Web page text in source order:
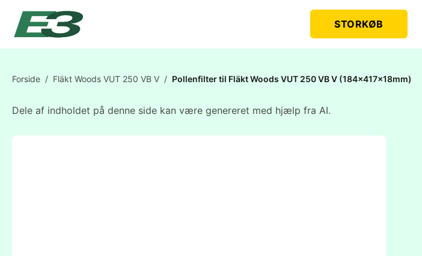
STORKØB
Forside / Fläkt Woods VUT 250 VB V / Pollenfilter til Fläkt Woods VUT 250 VB V (184x417x18mm)
Dele af indholdet på denne side kan være genereret med hjælp fra AI.